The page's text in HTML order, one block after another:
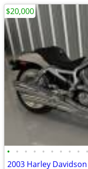
• • • • • • • • • •
2003 Harley
$20,000